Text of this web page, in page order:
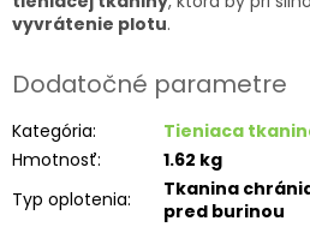
vyvrátenie plotu.
Dodatočné parametre
Kategória:
Tieniaca
Hmotnosť:
1.62 kg
Typ oplotenia:
Tkanina
pred burinou